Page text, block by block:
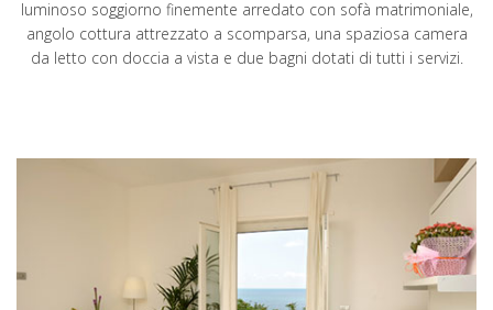
luminoso soggiorno finemente arredato con sofà matrimoniale,
angolo cottura attrezzato a scomparsa, una spaziosa camera
da letto con doccia a vista e due bagni dotati di tutti i servizi.